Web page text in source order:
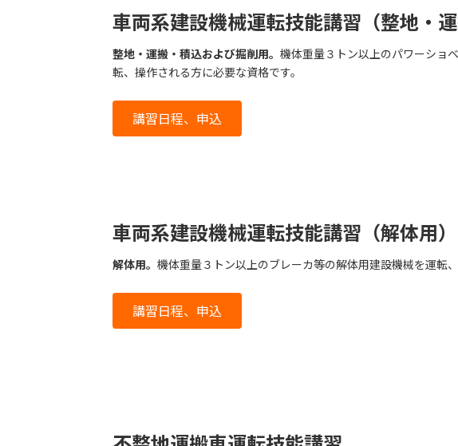
車両系建設機械運転技能講習（整地・運
整地・運搬・積込および掘削用。機体重量３トン以上のパワーショ
転、操作される方に必要な資格です。
講習日程、申込
車両系建設機械運転技能講習（解体用）
解体用。機体重量３トン以上のブレーカ等の解体用建設機械を運転
講習日程、申込